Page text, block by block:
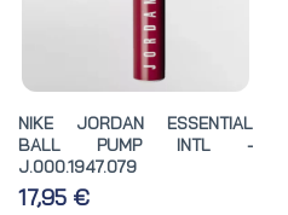
NIKE JORDAN ESSENTIAL
BALL PUMP INTL -
J.000.1947.079
17,95 €